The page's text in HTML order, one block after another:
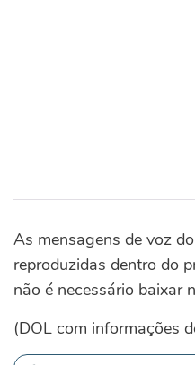
As mensagens de voz
reproduzidas dentro do
não é necessário baixar
(DOL com informações